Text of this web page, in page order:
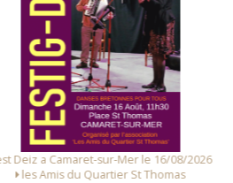
Goulène)
Gwennn Trimaud et Alain
2026
Fest Noz a Arzal le 14/08/
Alliance des Associations